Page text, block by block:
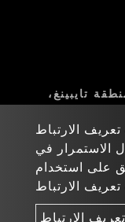
الارتباط
الاستمرار في
على استخدام
الارتباط
تايبينغ،